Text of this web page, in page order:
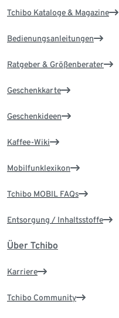
Tchibo Kataloge & Magazine
Bedienungsanleitungen
Ratgeber & Größenberater
Geschenkkarte
Geschenkideen
Kaffee-Wiki
Mobilfunklexikon
Tchibo MOBIL FAQs
Entsorgung / Inhaltsstoffe
Über Tchibo
Karriere
Tchibo Community